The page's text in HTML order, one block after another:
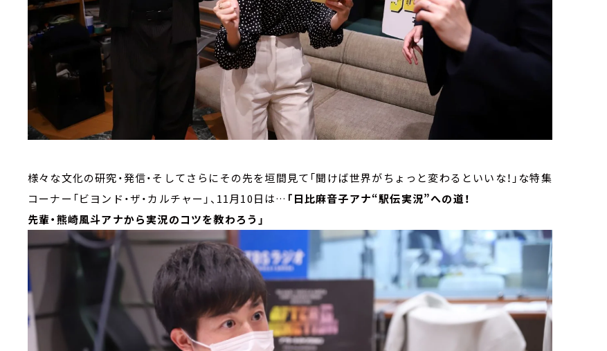
様々な文化の研究・発信・そしてさらにその先を垣間見て「聞けば世界がちょっと変わるといいな！」な特集
コーナー「ビヨンド・ザ・カルチャー」、11月10日は… 「日比麻音子アナ“駅伝実況”への道！
先輩・熊崎風斗アナから実況のコツを教わろう」